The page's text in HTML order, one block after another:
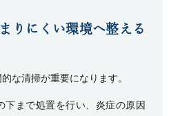
りにくい環境へ整える
な清掃が重要になります。
下まで処置を行い、炎症の原因